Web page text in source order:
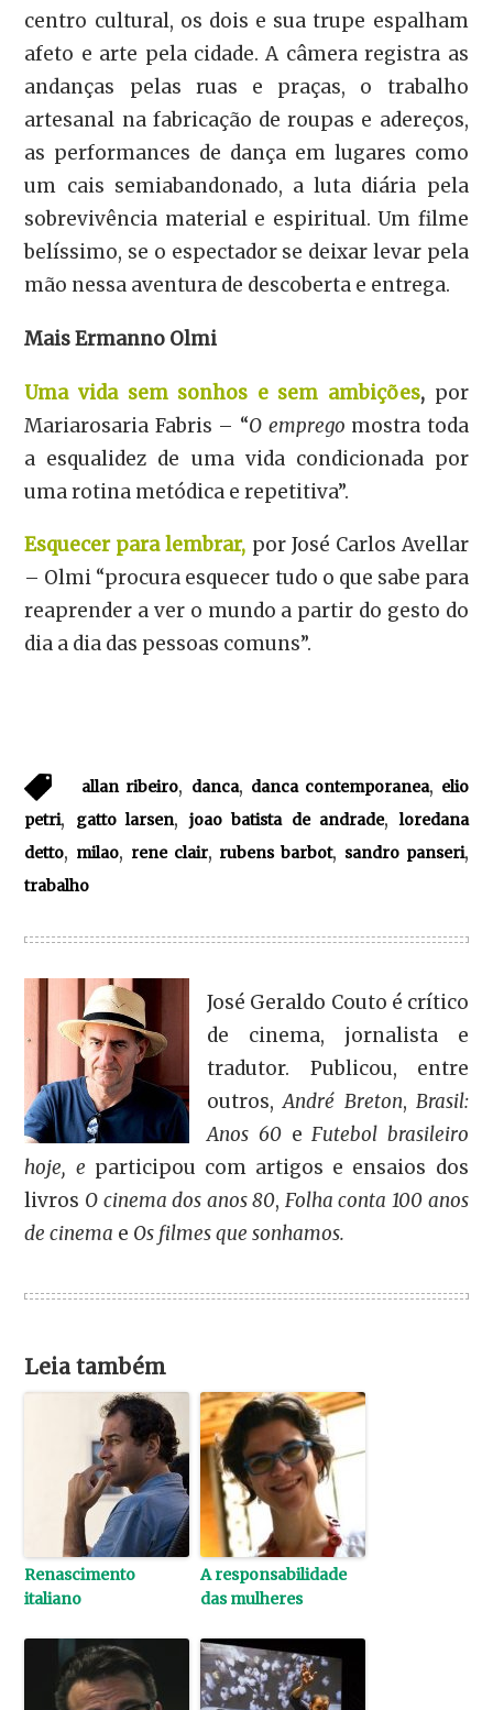
centro cultural, os dois e sua trupe espalham
afeto e arte pela cidade. A câmera registra as
andanças pelas ruas e praças, o trabalho
artesanal na fabricação de roupas e adereços,
as performances de dança em lugares como
um cais semiabandonado, a luta diária pela
sobrevivência material e espiritual. Um filme
belíssimo, se o espectador se deixar levar pela
mão nessa aventura de descoberta e entrega.
Mais Ermanno Olmi
Uma vida sem sonhos e sem ambições, por
Mariarosaria Fabris – “O emprego mostra toda
a esqualidez de uma vida condicionada por
uma rotina metódica e repetitiva”.
Esquecer para lembrar, por José Carlos Avellar
– Olmi “procura esquecer tudo o que sabe para
reaprender a ver o mundo a partir do gesto do
dia a dia das pessoas comuns”.
allan ribeiro, danca, danca contemporanea, elio
petri, gatto larsen, joao batista de andrade,loredana
detto, milao, rene clair, rubens barbot, sandro panseri,
trabalho
José Geraldo Couto é crítico
de cinema, jornalista e
tradutor. Publicou, entre
outros,André Breton, Brasil:
Anos 60eFutebol brasileiro
hoje, e participou com artigos e ensaios dos
livros O cinema dos anos 80, Folha conta 100 anos
de cinema e Os filmes que sonhamos.
Leia também
Renascimento
italiano
A responsabilidade
das mulheres